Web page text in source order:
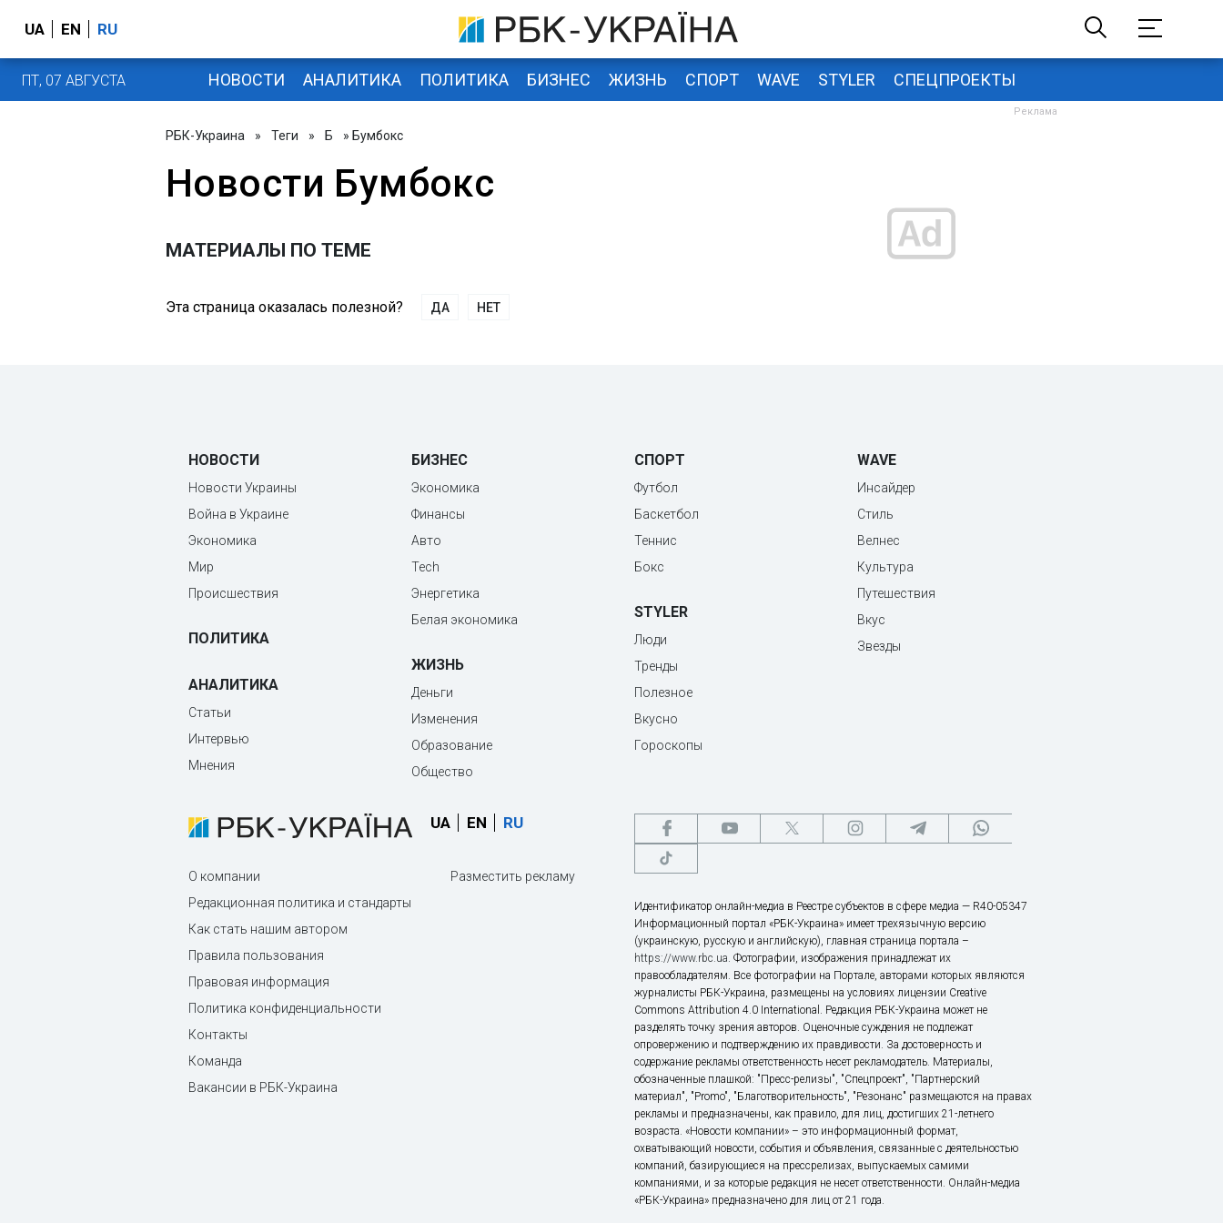
UA EN RU
ПТ, 07 АВГУСТА НОВОСТИ АНАЛИТИКА ПОЛИТИКА БИЗНЕС ЖИЗНЬ СПОРТ WAVE STYLER СПЕЦПРОЕКТЫ
РБК-Украина » Теги » Б » Бумбокс
Новости Бумбокс
МАТЕРИАЛЫ ПО ТЕМЕ
Эта страница оказалась полезной? ДА НЕТ
НОВОСТИ
Новости Украины
Война в Украине
Экономика
Мир
Происшествия
ПОЛИТИКА
АНАЛИТИКА
Статьи
Интервью
Мнения
БИЗНЕС
Экономика
Финансы
Авто
Tech
Энергетика
Белая экономика
ЖИЗНЬ
Деньги
Изменения
Образование
Общество
СПОРТ
Футбол
Баскетбол
Теннис
Бокс
STYLER
Люди
Тренды
Полезное
Вкусно
Гороскопы
WAVE
Инсайдер
Стиль
Велнес
Культура
Путешествия
Вкус
Звезды
UA EN RU
О компании
Редакционная политика и стандарты
Как стать нашим автором
Правила пользования
Правовая информация
Политика конфиденциальности
Контакты
Команда
Вакансии в РБК-Украина
Разместить рекламу
Идентификатор онлайн-медиа в Реестре субъектов в сфере медиа — R40-05347
Информационный портал «РБК-Украина» имеет трехязычную версию
(украинскую, русскую и английскую), главная страница портала –
https://www.rbc.ua. Фотографии, изображения принадлежат их
правообладателям. Все фотографии на Портале, авторами которых являются
журналисты РБК-Украина, размещены на условиях лицензии Creative
Commons Attribution 4.0 International. Редакция РБК-Украина может не
разделять точку зрения авторов. Оценочные суждения не подлежат
опровержению и подтверждению их правдивости. За достоверность и
содержание рекламы ответственность несет рекламодатель. Материалы,
обозначенные плашкой: "Пресс-релизы", "Спецпроект", "Партнерский
материал", "Promo", "Благотворительность", "Резонанс" размещаются на правах
рекламы и предназначены, как правило, для лиц, достигших 21-летнего
возраста. «Новости компании» – это информационный формат,
охватывающий новости, события и объявления, связанные с деятельностью
компаний, базирующиеся на прессрелизах, выпускаемых самими
компаниями, и за которые редакция не несет ответственности. Онлайн-медиа
«РБК-Украина» предназначено для лиц от 21 года.